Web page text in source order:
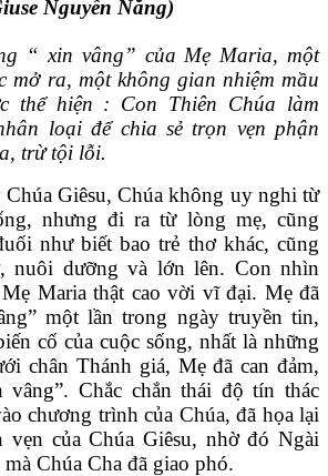
Nguyễn Năng)
“ xin vâng” của Mẹ Maria, một
mở ra, một không gian nhiệm mầu
thể hiện : Con Thiên Chúa làm
loại để chia sẻ trọn vẹn phận
trừ tội lỗi.
Chúa Giêsu, Chúa không uy nghi từ
nhưng đi ra từ lòng mẹ, cũng
như biết bao trẻ thơ khác, cũng
nuôi dưỡng và lớn lên. Con nhìn
Maria thật cao vời vĩ đại. Mẹ đã
một lần trong ngày truyền tin,
cố của cuộc sống, nhất là những
chân Thánh giá, Mẹ đã can đảm,
Chắc chắn thái độ tín thác
chương trình của Chúa, đã họa lại
vẹn của Chúa Giêsu, nhờ đó Ngài
Chúa Cha đã giao phó.